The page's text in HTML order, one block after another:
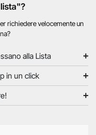
richiedere velocemente un
alla Lista
in un click